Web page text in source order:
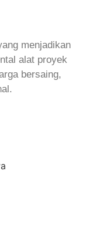
menjadikan
alat proyek
bersaing,